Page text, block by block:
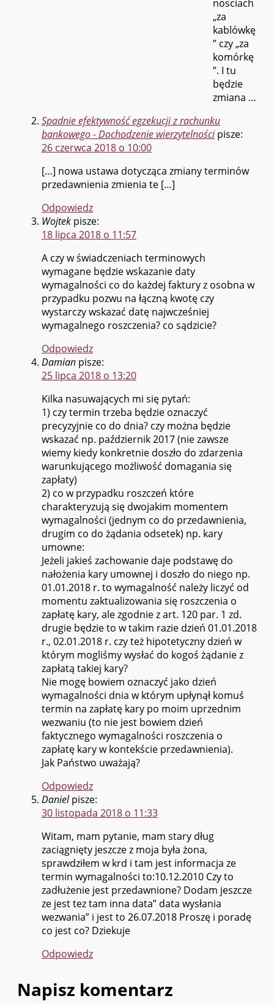
nosciach
„za
kablówkę
” czy „za
komórkę
”. I tu
będzie
zmiana …
Spadnie efektywność egzekucji z rachunku
bankowego - Dochodzenie wierzytelności pisze:
26 czerwca 2018 o 10:00
[…] nowa ustawa dotycząca zmiany terminów
przedawnienia zmienia te […]
Odpowiedz
Wojtek pisze:
18 lipca 2018 o 11:57
A czy w świadczeniach terminowych
wymagane będzie wskazanie daty
wymagalności co do każdej faktury z osobna w
przypadku pozwu na łączną kwotę czy
wystarczy wskazać datę najwcześniej
wymagalnego roszczenia? co sądzicie?
Odpowiedz
Damian pisze:
25 lipca 2018 o 13:20
Kilka nasuwających mi się pytań:
1) czy termin trzeba będzie oznaczyć
precyzyjnie co do dnia? czy można będzie
wskazać np. październik 2017 (nie zawsze
wiemy kiedy konkretnie doszło do zdarzenia
warunkującego możliwość domagania się
zapłaty)
2) co w przypadku roszczeń które
charakteryzują się dwojakim momentem
wymagalności (jednym co do przedawnienia,
drugim co do żądania odsetek) np. kary
umowne:
Jeżeli jakieś zachowanie daje podstawę do
nałożenia kary umownej i doszło do niego np.
01.01.2018 r. to wymagalność należy liczyć od
momentu zaktualizowania się roszczenia o
zapłatę kary, ale zgodnie z art. 120 par. 1 zd.
drugie będzie to w takim razie dzień 01.01.2018
r., 02.01.2018 r. czy też hipotetyczny dzień w
którym mogliśmy wysłać do kogoś żądanie z
zapłatą takiej kary?
Nie mogę bowiem oznaczyć jako dzień
wymagalności dnia w którym upłynął komuś
termin na zapłatę kary po moim uprzednim
wezwaniu (to nie jest bowiem dzień
faktycznego wymagalności roszczenia o
zapłatę kary w kontekście przedawnienia).
Jak Państwo uważają?
Odpowiedz
Daniel pisze:
30 listopada 2018 o 11:33
Witam, mam pytanie, mam stary dług
zaciągnięty jeszcze z moja była żona,
sprawdziłem w krd i tam jest informacja ze
termin wymagalności to:10.12.2010 Czy to
zadłużenie jest przedawnione? Dodam jeszcze
ze jest tez tam inna data” data wysłania
wezwania” i jest to 26.07.2018 Proszę i poradę
co jest co? Dziekuje
Odpowiedz
Napisz komentarz